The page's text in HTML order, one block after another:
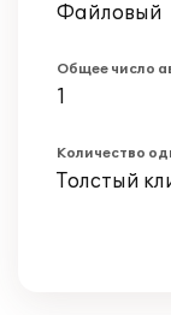
Файловый
Общее число
1
Количество
Толстый